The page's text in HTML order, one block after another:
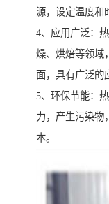
源，设定温度和
4、应用广泛：
燥、烘焙等领域
面，具有广泛的
5、环保节能：
力，产生污染物
本。